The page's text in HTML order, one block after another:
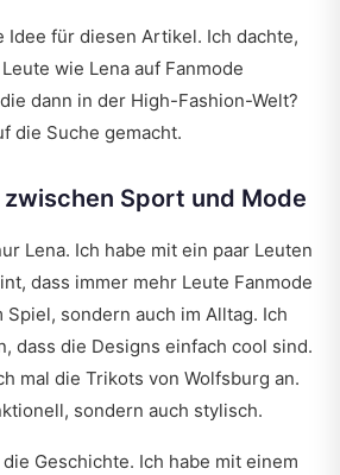
Idee für diesen Artikel. Ich dachte,
wie Lena auf Fanmode
dann in der High-Fashion-Welt?
die Suche gemacht.
Sport und Mode
Lena. Ich habe mit ein paar Leuten
dass immer mehr Leute Fanmode
sondern auch im Alltag. Ich
dass die Designs einfach cool sind.
mal die Trikots von Wolfsburg an.
sondern auch stylisch.
Geschichte. Ich habe mit einem